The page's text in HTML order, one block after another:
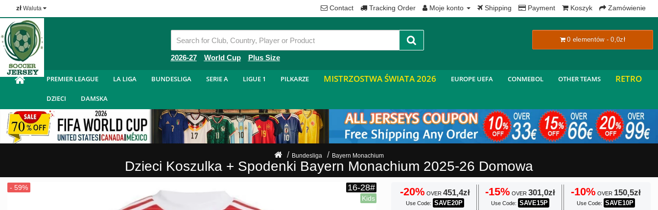
zł Waluta Contact Tracking Order Moje konto Shipping Payment Koszyk Zamówienie
Tanie Koszulka Piłkarska
2026-27 World Cup Plus Size
0 elementów - 0,0zł
x
PREMIER LEAGUE LA LIGA BUNDESLIGA SERIE A LIGUE 1 PILKARZE MISTRZOSTWA ŚWIATA 2026 EUROPE UEFA CONMEBOL OTHER TEAMS RETRO
DZIECI DAMSKA
Bundesliga Bayern Monachium
Dzieci Koszulka + Spodenki Bayern Monachium 2025-26 Domowa
-20% OVER451,4zł
Use Code: SAVE20P
-15% OVER 301,0zł
Use Code: SAVE15P
-10% OVER 150,5zł
Use Code: SAVE10P